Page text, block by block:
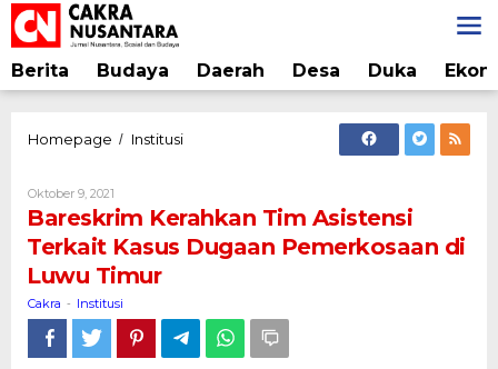
Lewati
ke
konten
Berita Budaya Daerah Desa Duka
Homepage / InstitusiBareskrim
Terkait
Kasus
di
Luwu
Timur
Oktober 9, 2021
Cakra
Bareskrim Kerahkan Tim Asistensi
Terkait Kasus Dugaan Pemerkosaan di
Luwu Timur
Cakra - Institusi